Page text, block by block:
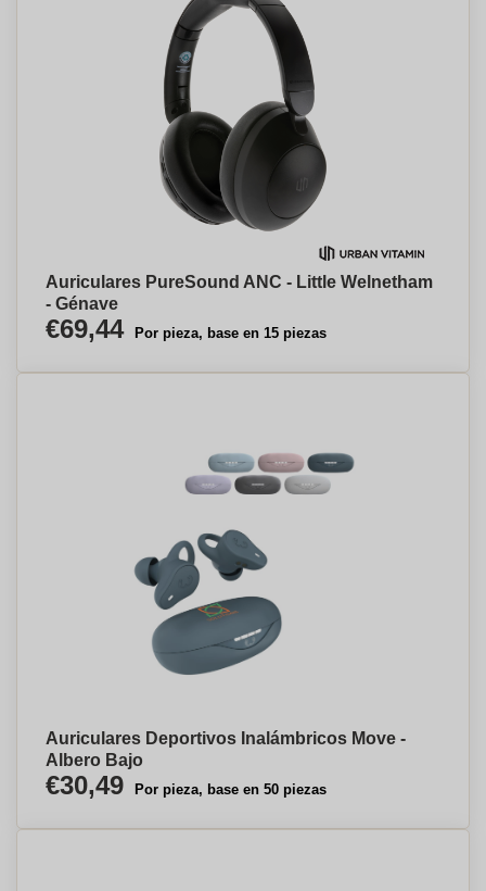
Auriculares PureSound ANC - Little Welnetham
- Génave
€69,44 Por pieza, base en 15 piezas
Auriculares Deportivos Inalámbricos Move -
Albero Bajo
€30,49 Por pieza, base en 50 piezas